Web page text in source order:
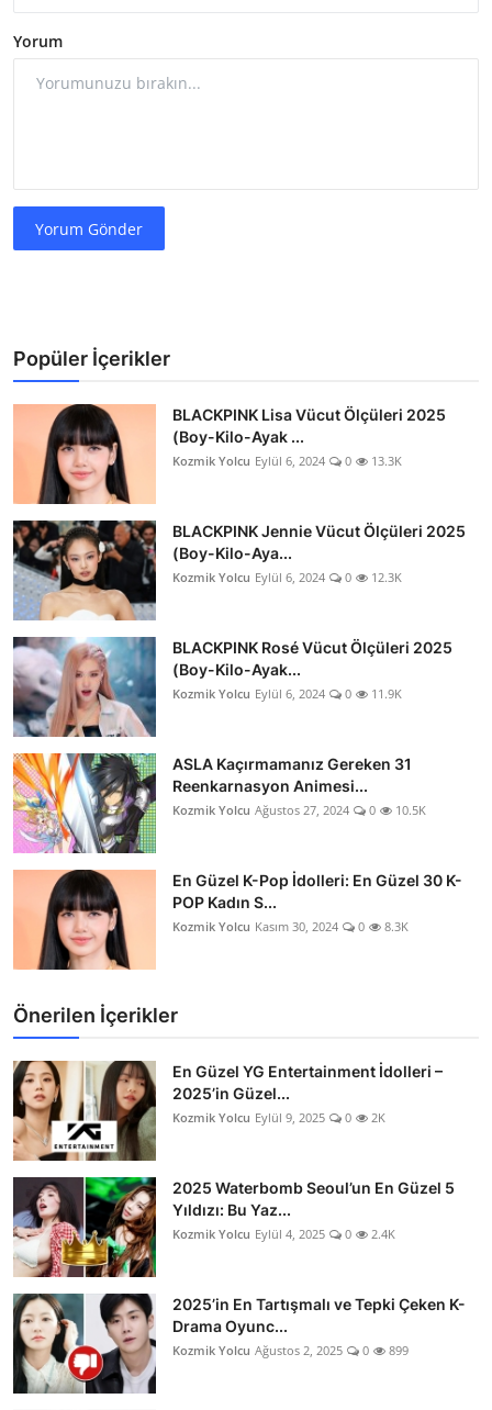
Yorum
Yorum Gönder
Popüler İçerikler
BLACKPINK Lisa Vücut Ölçüleri 2025
(Boy-Kilo-Ayak ...
Kozmik Yolcu Eylül 6, 2024 0 13.3K
BLACKPINK Jennie Vücut Ölçüleri 2025
(Boy-Kilo-Aya...
Kozmik Yolcu Eylül 6, 2024 0 12.3K
BLACKPINK Rosé Vücut Ölçüleri 2025
(Boy-Kilo-Ayak...
Kozmik Yolcu Eylül 6, 2024 0 11.9K
ASLA Kaçırmamanız Gereken 31
Reenkarnasyon Animesi...
Kozmik Yolcu Ağustos 27, 2024 0 10.5K
En Güzel K-Pop İdolleri: En Güzel 30 K-
POP Kadın S...
Kozmik Yolcu Kasım 30, 2024 0 8.3K
Önerilen İçerikler
En Güzel YG Entertainment İdolleri –
2025’in Güzel...
Kozmik Yolcu Eylül 9, 2025 0 2K
2025 Waterbomb Seoul’un En Güzel 5
Yıldızı: Bu Yaz...
Kozmik Yolcu Eylül 4, 2025 0 2.4K
2025’in En Tartışmalı ve Tepki Çeken K-
Drama Oyunc...
Kozmik Yolcu Ağustos 2, 2025 0 899